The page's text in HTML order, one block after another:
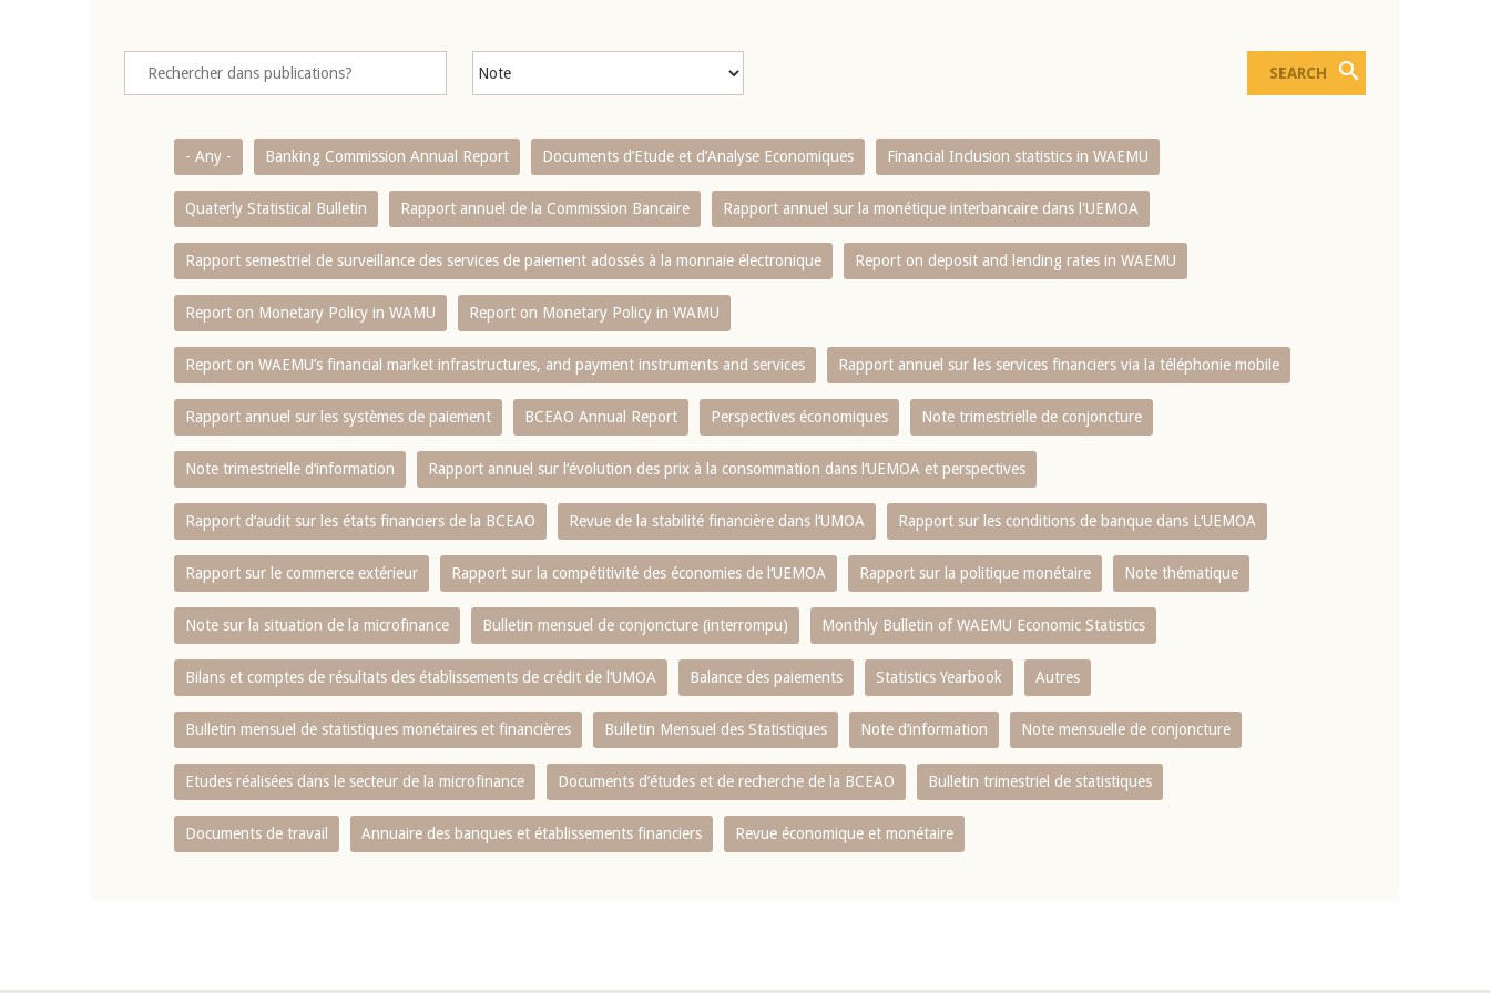
- Any - Banking Commission Annual Report Documents d’Etude et d’Analyse Economiques Financial Inclusion statistics in WAEMU
Quaterly Statistical Bulletin Rapport annuel de la Commission Bancaire Rapport annuel sur la monétique interbancaire dans l'UEMOA
Rapport semestriel de surveillance des services de paiement adossés à la monnaie électronique Report on deposit and lending rates in WAEMU
Report on Monetary Policy in WAMU Report on Monetary Policy in WAMU
Report on WAEMU’s financial market infrastructures, and payment instruments and services Rapport annuel sur les services financiers via la téléphonie mobile
Rapport annuel sur les systèmes de paiement BCEAO Annual Report Perspectives économiques Note trimestrielle de conjoncture
Note trimestrielle d‘information Rapport annuel sur l‘évolution des prix à la consommation dans l‘UEMOA et perspectives
Rapport d‘audit sur les états financiers de la BCEAO Revue de la stabilité financière dans l‘UMOA Rapport sur les conditions de banque dans L‘UEMOA
Rapport sur le commerce extérieur Rapport sur la compétitivité des économies de l‘UEMOA Rapport sur la politique monétaire Note thématique
Note sur la situation de la microfinance Bulletin mensuel de conjoncture (interrompu) Monthly Bulletin of WAEMU Economic Statistics
Bilans et comptes de résultats des établissements de crédit de l‘UMOA Balance des paiements Statistics Yearbook Autres
Bulletin mensuel de statistiques monétaires et financières Bulletin Mensuel des Statistiques Note d’information Note mensuelle de conjoncture
Etudes réalisées dans le secteur de la microfinance Documents d’études et de recherche de la BCEAO Bulletin trimestriel de statistiques
Documents de travail Annuaire des banques et établissements financiers Revue économique et monétaire